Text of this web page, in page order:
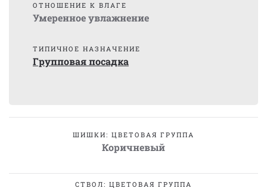
ОТНОШЕНИЕ К ВЛАГЕ
Умеренное увлажнение
ТИПИЧНОЕ НАЗНАЧЕНИЕ
Групповая посадка
ШИШКИ: ЦВЕТОВАЯ ГРУППА
Коричневый
СТВОЛ: ЦВЕТОВАЯ ГРУППА